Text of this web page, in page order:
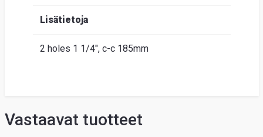
Lisätietoja
2 holes 1 1/4", c-c 185mm
Vastaavat tuotteet